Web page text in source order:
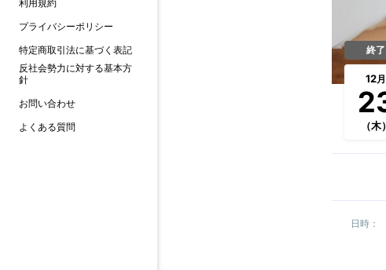
利用規約
プライバシーポリシー
特定商取引法に基づく表記
反社会勢力に対する基本方
針
お問い合わせ
よくある質問
終了
12月
（木）
日時：